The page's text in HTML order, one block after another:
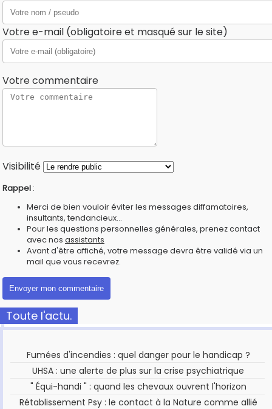
Votre e-mail (obligatoire et masqué sur le site)
Votre commentaire
Visibilité
Rappel :
Merci de bien vouloir éviter les messages diffamatoires,
insultants, tendancieux...
Pour les questions personnelles générales, prenez contact
avec nos assistants
Avant d'être affiché, votre message devra être validé via un
mail que vous recevrez.
Toute l'actu.
Fumées d'incendies : quel danger pour le handicap ?
UHSA : une alerte de plus sur la crise psychiatrique
" Équi-handi " : quand les chevaux ouvrent l'horizon
Rétablissement Psy : le contact à la Nature comme allié